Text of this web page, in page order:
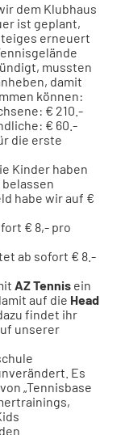
dem Klubhaus
ist geplant,
erneuert
mussten
damit
können:
€ 210.-
€ 60.-
die erste
Kinder haben
habe wir auf €
€ 8,- pro
ab sofort € 8.-
AZ Tennisein
auf die Head
findet ihr
unserer
Es
„Tennisbase